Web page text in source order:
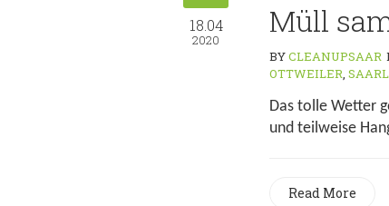
18.04
2020 Müll
BYCLEANUPSAAR
OTTWEILER,
Das tolle Wetter
und teilweise
Read More